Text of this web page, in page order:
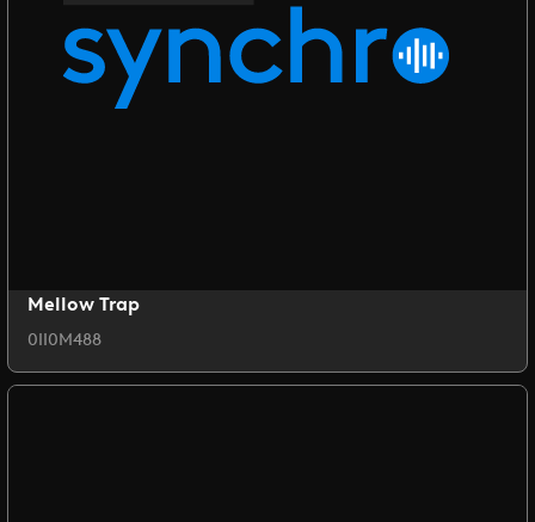
Mellow Trap
0II0M488